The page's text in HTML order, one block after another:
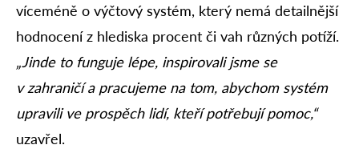
víceméně o výčtový systém, který nemá detailnější
hodnocení z hlediska procent či vah různých potíží.
„Jinde to funguje lépe, inspirovali jsme se
v zahraničí a pracujeme na tom, abychom systém
upravili ve prospěch lidí, kteří potřebují pomoc,“
uzavřel.